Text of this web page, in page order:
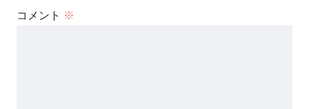
コメント ※